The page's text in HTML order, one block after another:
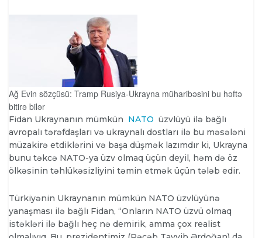
Ağ Evin sözçüsü: Tramp Rusiya-Ukrayna müharibəsini bu həftə
bitirə bilər
Fidan Ukraynanın mümkün NATO üzvlüyü ilə bağlı
avropalı tərəfdaşları və ukraynalı dostları ilə bu məsələni
müzakirə etdiklərini və başa düşmək lazımdır ki, Ukrayna
bunu təkcə NATO-ya üzv olmaq üçün deyil, həm də öz
ölkəsinin təhlükəsizliyini təmin etmək üçün tələb edir.
Türkiyənin Ukraynanın mümkün NATO üzvlüyünə
yanaşması ilə bağlı Fidan, “Onların NATO üzvü olmaq
istəkləri ilə bağlı heç nə demirik, amma çox realist